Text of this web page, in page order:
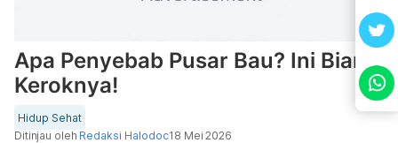
Apa Penyebab Pusar Bau? Ini Biang
Keroknya!
Hidup Sehat
Ditinjau oleh Redaksi Halodoc18 Mei 2026